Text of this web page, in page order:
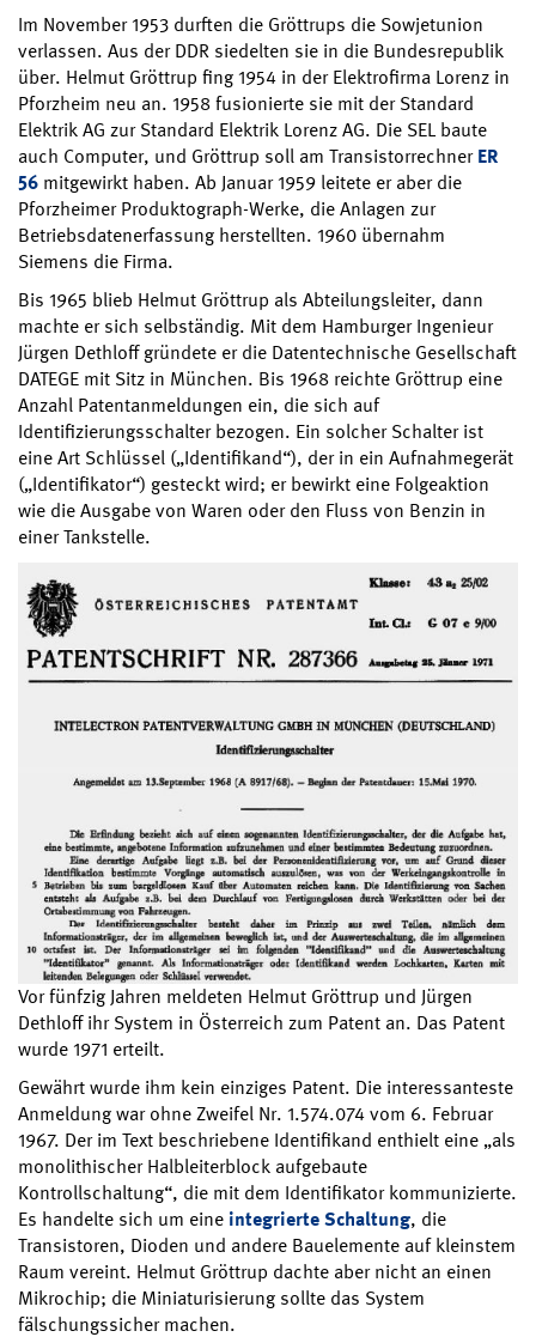
Im November 1953 durften die Gröttrups die Sowjetunion
verlassen. Aus der DDR siedelten sie in die Bundesrepublik
über. Helmut Gröttrup fing 1954 in der Elektrofirma Lorenz in
Pforzheim neu an. 1958 fusionierte sie mit der Standard
Elektrik AG zur Standard Elektrik Lorenz AG. Die SEL baute
auch Computer, und Gröttrup soll am TransistorrechnerER
56 mitgewirkt haben. Ab Januar 1959 leitete er aber die
Pforzheimer Produktograph-Werke, die Anlagen zur
Betriebsdatenerfassung herstellten. 1960 übernahm
Siemens die Firma.
Bis 1965 blieb Helmut Gröttrup als Abteilungsleiter, dann
machte er sich selbständig. Mit dem Hamburger Ingenieur
Jürgen Dethloff gründete er die Datentechnische Gesellschaft
DATEGE mit Sitz in München. Bis 1968 reichte Gröttrup eine
Anzahl Patentanmeldungen ein, die sich auf
Identifizierungsschalter bezogen. Ein solcher Schalter ist
eine Art Schlüssel („Identifikand“), der in ein Aufnahmegerät
(„Identifikator“) gesteckt wird; er bewirkt eine Folgeaktion
wie die Ausgabe von Waren oder den Fluss von Benzin in
einer Tankstelle.
Vor fünfzig Jahren meldeten Helmut Gröttrup und Jürgen
Dethloff ihr System in Österreich zum Patent an. Das Patent
wurde 1971 erteilt.
Gewährt wurde ihm kein einziges Patent. Die interessanteste
Anmeldung war ohne Zweifel Nr. 1.574.074 vom 6. Februar
1967. Der im Text beschriebene Identifikand enthielt eine „als
monolithischer Halbleiterblock aufgebaute
Kontrollschaltung“, die mit dem Identifikator kommunizierte.
Es handelte sich um eine integrierte Schaltung, die
Transistoren, Dioden und andere Bauelemente auf kleinstem
Raum vereint. Helmut Gröttrup dachte aber nicht an einen
Mikrochip; die Miniaturisierung sollte das System
fälschungssicher machen.